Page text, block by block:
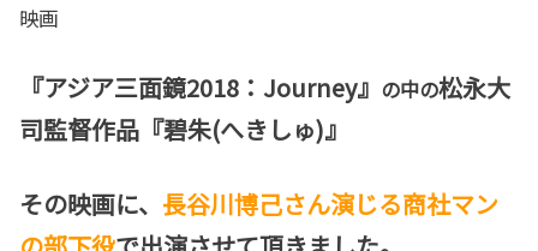
映画
『アジア三面鏡2018：Journey』 の中の松永大
司監督作品 『碧朱(へきしゅ)』
その映画に、 長谷川博己さん演じる商社マン